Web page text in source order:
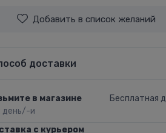
Добавить в список желаний
доставки
в магазине
день/-и
Бесплатная
с курьером